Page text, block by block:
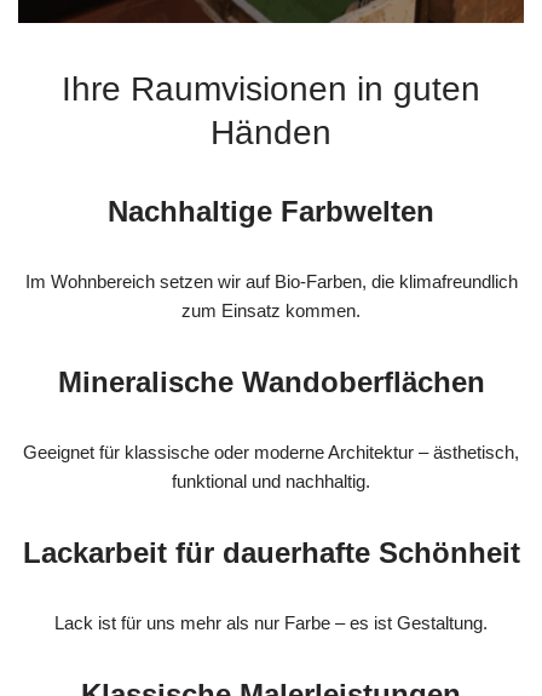
Ihre Raumvisionen in guten
Händen
Nachhaltige Farbwelten
Im Wohnbereich setzen wir auf Bio-Farben, die klimafreundlich
zum Einsatz kommen.
Mineralische Wandoberflächen
Geeignet für klassische oder moderne Architektur – ästhetisch,
funktional und nachhaltig.
Lackarbeit für dauerhafte Schönheit
Lack ist für uns mehr als nur Farbe – es ist Gestaltung.